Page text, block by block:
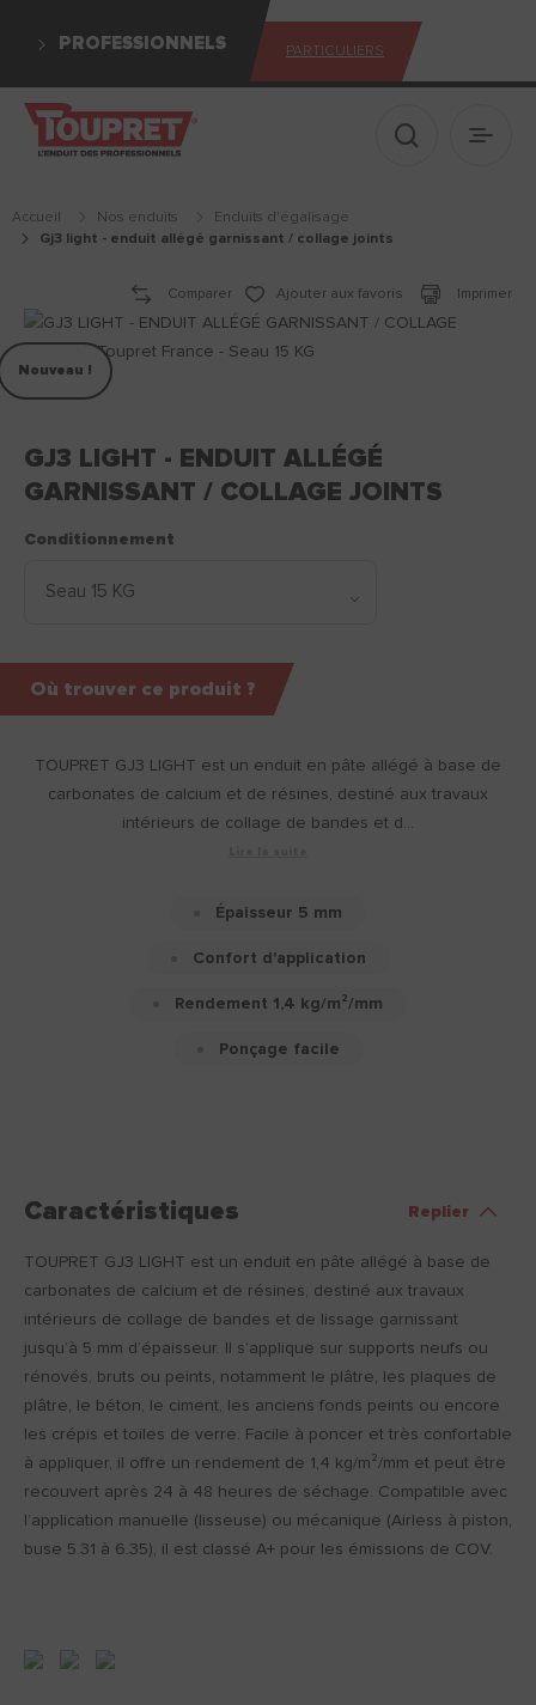
PROFESSIONNELS PARTICULIERS
Afficher le
Accueil Nos enduits
enduits d'égalisage
gj3 light - enduit allégé garnissant / collage joints
Comparer Ajouter aux favoris Imprimer
Nouveau !
GJ3 LIGHT - ENDUIT ALLÉGÉ
GARNISSANT / COLLAGE JOINTS
TOUPRET GJ3 LIGHT est un enduit en pâte allégé à base de
carbonates de calcium et de résines, destiné aux travaux
intérieurs de collage de bandes et d...
Conditionnement
Épaisseur 5 mm
Confort d'application
Rendement 1,4 kg/m²/mm
Ponçage facile
Où trouver ce produit ?
Caractéristiques Replier
TOUPRET GJ3 LIGHT est un enduit en pâte allégé à base de
carbonates de calcium et de résines, destiné aux travaux
intérieurs de collage de bandes et de lissage garnissant
jusqu’à 5 mm d’épaisseur. Il s’applique sur supports neufs ou
rénovés, bruts ou peints, notamment le plâtre, les plaques de
plâtre, le béton, le ciment, les anciens fonds peints ou encore
les crépis et toiles de verre. Facile à poncer et très confortable
à appliquer, il offre un rendement de 1,4 kg/m²/mm et peut être
recouvert après 24 à 48 heures de séchage. Compatible avec
l’application manuelle (lisseuse) ou mécanique (Airless à piston,
buse 5.31 à 6.35), il est classé A+ pour les émissions de COV.